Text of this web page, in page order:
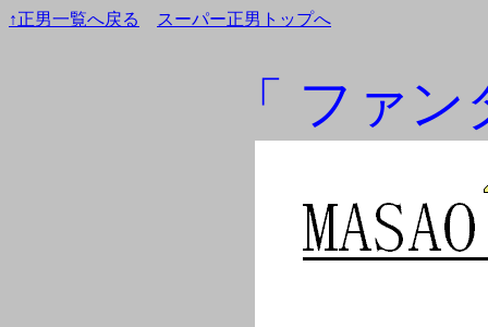
↑正男一覧へ戻る スーパー正男トップへ
「 ファ